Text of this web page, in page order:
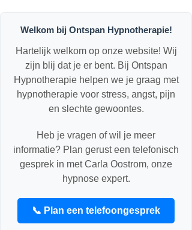
Welkom bij Ontspan Hypnotherapie!
Hartelijk welkom op onze website! Wij
zijn blij dat je er bent. Bij Ontspan
Hypnotherapie helpen we je graag met
hypnotherapie voor stress, angst, pijn
en slechte gewoontes.
Heb je vragen of wil je meer
informatie? Plan gerust een telefonisch
gesprek in met Carla Oostrom, onze
hypnose expert.
📞 Plan een telefoongesprek